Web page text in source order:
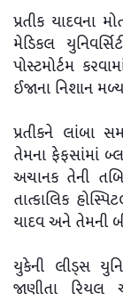
પ્રતીક યાદવના
મેડિકલ
પોસ્ટમોર્ટમ
ઈજાના નિશાન
પ્રતીકને લાંબા
તેમના ફેફસાંમાં
અચાનક તેની
તાત્કાલિક
યાદવ અને તેમની
યુકેની લીડ્સ
જાણીતા